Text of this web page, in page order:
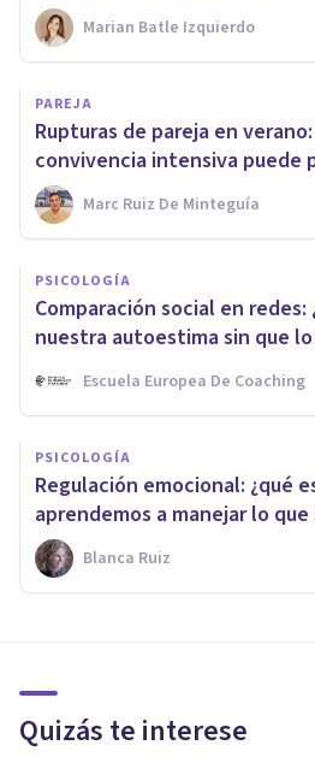
Marian Batle Izquierdo
PAREJA
Rupturas de pareja en
convivencia intensiva puede
Marc Ruiz De Minteguía
PSICOLOGÍA
Comparación social en
nuestra autoestima sin que
Escuela Europea De Coaching
PSICOLOGÍA
Regulación emocional: ¿qué
aprendemos a manejar lo
Blanca Ruiz
Quizás te interese